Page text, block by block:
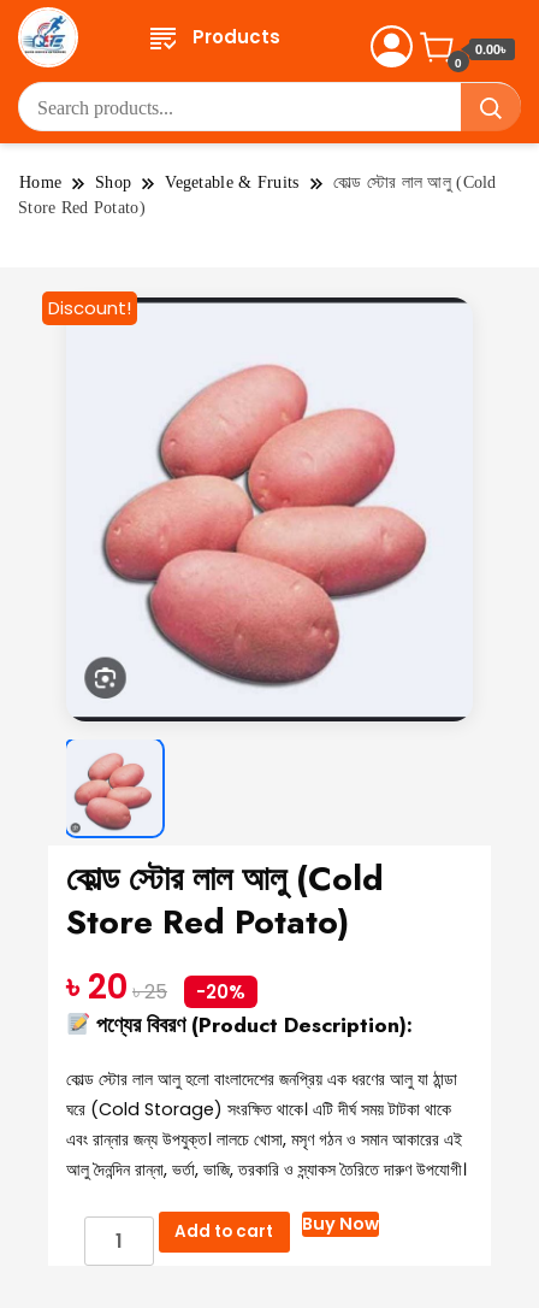
Products
0
0.00৳
Home Shop Vegetable & Fruits
কোল্ড স্টোর লাল আলু (Cold
Store Red Potato)
Discount!
কোল্ড স্টোর লাল আলু (Cold
Store Red Potato)
৳ 20 ৳ 25 -20%
পণ্যের বিবরণ (Product Description):
কোল্ড স্টোর লাল আলু হলো বাংলাদেশের জনপ্রিয় এক ধরণের আলু যা ঠান্ডা
ঘরে (Cold Storage) সংরক্ষিত থাকে। এটি দীর্ঘ সময় টাটকা থাকে
এবং রান্নার জন্য উপযুক্ত। লালচে খোসা, মসৃণ গঠন ও সমান আকারের এই
আলু দৈনন্দিন রান্না, ভর্তা, ভাজি, তরকারি ও স্ন্যাকস তৈরিতে দারুণ উপযোগী।
কোল্ড
Add to cart Buy Now